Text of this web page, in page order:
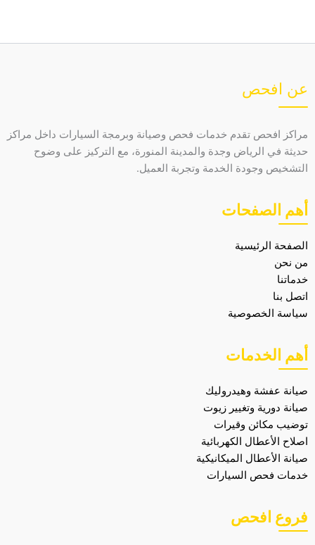
عن افحص
مراكز افحص تقدم خدمات فحص وصيانة وبرمجة السيارات داخل مراكز
حديثة في الرياض وجدة والمدينة المنورة، مع التركيز على وضوح
التشخيص وجودة الخدمة وتجربة العميل.
أهم الصفحات
الصفحة الرئيسية
من نحن
خدماتنا
اتصل بنا
سياسة الخصوصية
أهم الخدمات
صيانة عفشة وهيدروليك
صيانة دورية وتغيير زيوت
توضيب مكائن وقيرات
اصلاح الأعطال الكهربائية
صيانة الأعطال الميكانيكية
خدمات فحص السيارات
فروع افحص